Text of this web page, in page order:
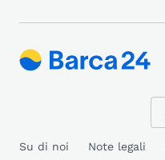
Su di noi Note legali